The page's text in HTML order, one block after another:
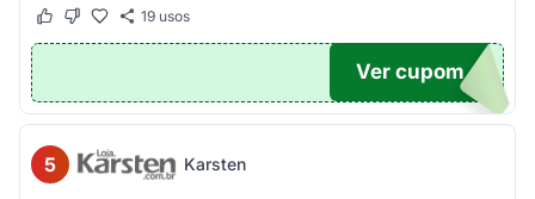
Este cupom funcionou
Este cupom não funcionou
19usos
OM50
Ver cupom
5 Karsten